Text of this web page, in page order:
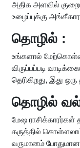
அதிக அளவில்
உழைப்புக்கு
தொழில் :
உங்களால்
விருப்பப்படி
தெரிகிறது, இது
தொழில்
மேஷ
கருத்தில்
வருமானம்